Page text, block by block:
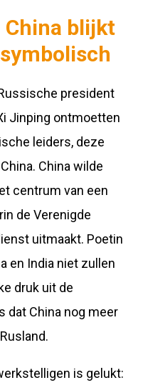
blijkt
president
Jinping ontmoetten
leiders, deze
China wilde
centrum van een
de Verenigde
uitmaakt. Poetin
en India niet zullen
druk uit de
dat China nog meer
is gelukt: